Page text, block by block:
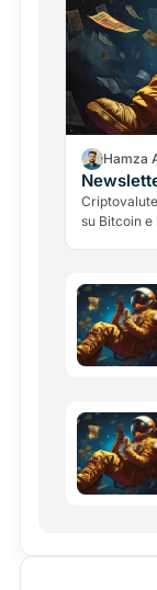
Hamza
su Bitcoin